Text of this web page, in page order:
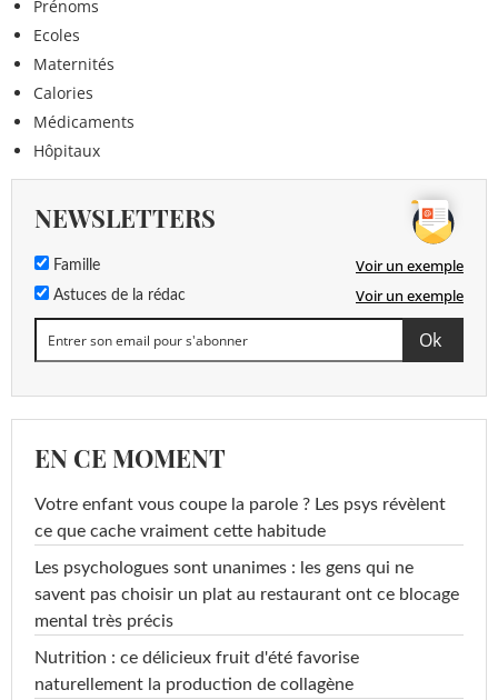
Prénoms
Ecoles
Maternités
Calories
Médicaments
Hôpitaux
NEWSLETTERS
Famille Voir un exemple
Astuces de la rédac Voir un exemple
EN CE MOMENT
Votre enfant vous coupe la parole ? Les psys révèlent
ce que cache vraiment cette habitude
Les psychologues sont unanimes : les gens qui ne
savent pas choisir un plat au restaurant ont ce blocage
mental très précis
Nutrition : ce délicieux fruit d'été favorise
naturellement la production de collagène